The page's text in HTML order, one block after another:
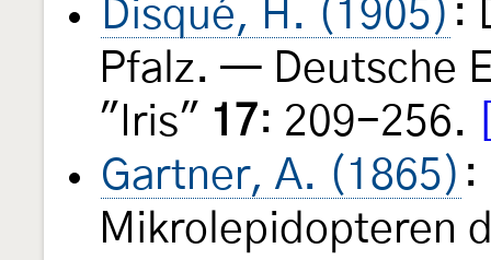
Disqué, H. (1905) :
Pfalz. — Deutsche
"Iris" 17: 209-256.
Gartner, A. (1865) :
Mikrolepidopteren